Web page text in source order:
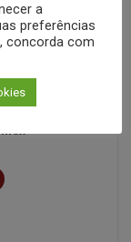
lista de
a
preferências
concorda com